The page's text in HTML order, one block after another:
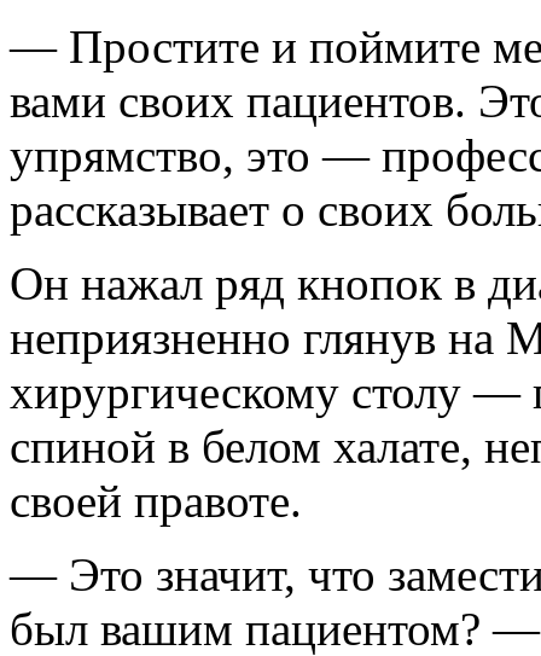
— Простите и поймите
вами своих пациентов.
упрямство, это —
рассказывает о своих
Он нажал ряд кнопок в
неприязненно глянув на
хирургическому столу —
спиной в белом халате,
своей правоте.
— Это значит, что
был вашим пациентом?